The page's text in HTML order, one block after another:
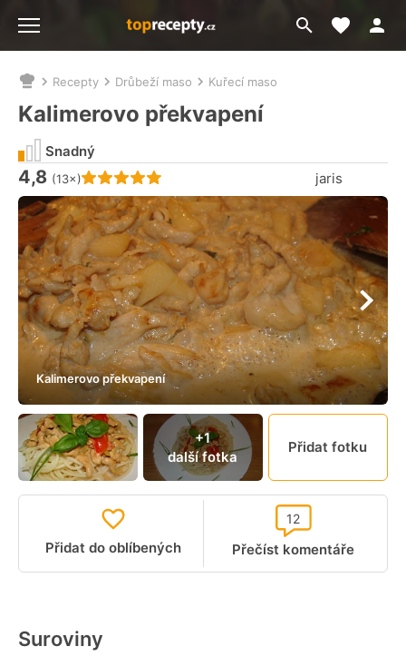
Přejít
na
Moje
Nacházíte
se
zde:
Recepty Drůbeží maso Kuřecí maso
Kalimerovo překvapení
Hodnocení receptu je
4,8 (13×) jaris
Snadný
Kalimerovo překvapení
+1
další fotka
Přidat fotku
Přidat do oblíbených Přečíst komentáře
12
Suroviny